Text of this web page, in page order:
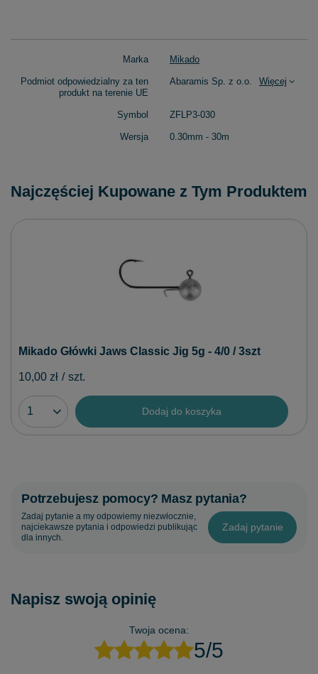
Marka Mikado
Podmiot odpowiedzialny za ten
produkt na terenie UE
Abaramis Sp. z o.o. Więcej
Symbol ZFLP3-030
Wersja 0.30mm - 30m
Najczęściej Kupowane z Tym Produktem
Mikado Główki Jaws Classic Jig 5g - 4/0 / 3szt
10,00 zł / szt.
Dodaj do koszyka
Potrzebujesz pomocy? Masz pytania?
Zadaj pytanie a my odpowiemy niezwłocznie,
najciekawsze pytania i odpowiedzi publikując
dla innych.
Zadaj pytanie
Napisz swoją opinię
Twoja ocena:
5/5